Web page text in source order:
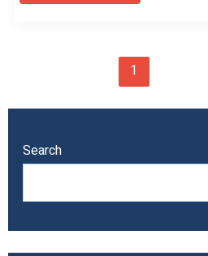
במסופוטמיה?!?
1
Search